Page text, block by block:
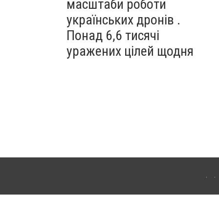
масштаби роботи
українських дронів .
Понад 6,6 тисячі
уражених цілей щодня